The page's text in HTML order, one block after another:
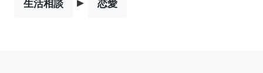
生活相談 恋愛